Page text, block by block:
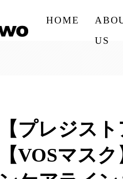
HOME
US
【プレジス
【VOSマス